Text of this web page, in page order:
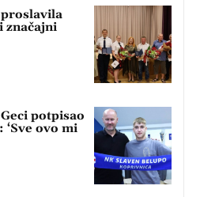
značajni
potpisao
ovo mi